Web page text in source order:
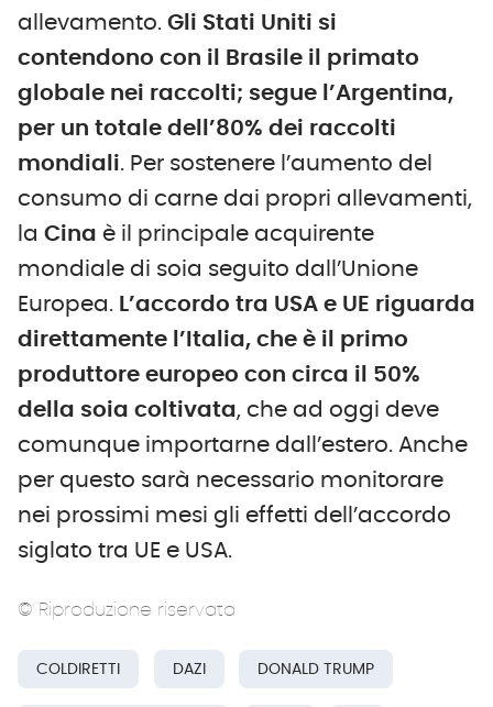
allevamento. Gli Stati Uniti si
contendono con il Brasile il primato
globale nei raccolti; segue l’Argentina,
per un totale dell’80% dei raccolti
mondiali. Per sostenere l’aumento del
consumo di carne dai propri allevamenti,
la Cina è il principale acquirente
mondiale di soia seguito dall’Unione
Europea. L’accordo tra USA e UE riguarda
direttamente l’Italia, che è il primo
produttore europeo con circa il 50%
della soia coltivata, che ad oggi deve
comunque importarne dall’estero. Anche
per questo sarà necessario monitorare
nei prossimi mesi gli effetti dell’accordo
siglato tra UE e USA.
© Riproduzione riservata
COLDIRETTI DAZI DONALD TRUMP